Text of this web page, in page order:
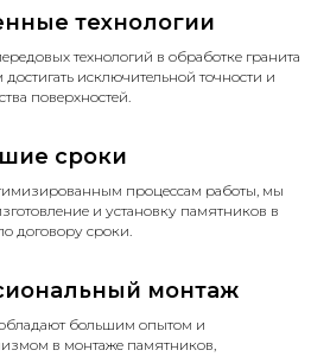
технологии
технологий в обработке гранита
исключительной точности и
поверхностей.
сроки
процессам работы, мы
и установку памятников в
договору сроки.
монтаж
большим опытом и
в монтаже памятников,